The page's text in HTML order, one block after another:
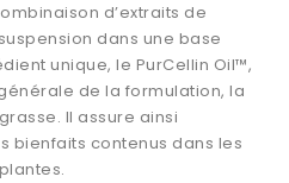
d’extraits de
dans une base
unique, le PurCellin Oil™,
de la formulation, la
Il assure ainsi
bienfaits contenus dans les